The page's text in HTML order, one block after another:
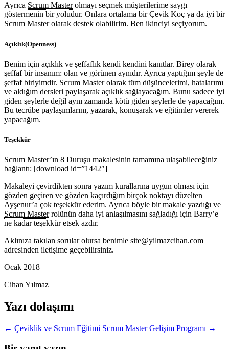
Ayrıca Scrum Masterolmayı seçmek müşterilerime saygı
göstermenin bir yoludur. Onlara ortalama bir Çevik Koç ya da iyi bir
Scrum Masterolarak destek olabilirim. Ben ikinciyi seçiyorum.
Açıklık(Openness)
Benim için açıklık ve şeffaflık kendi kendini kanıtlar. Birey olarak
şeffaf bir insanım: olan ve görünen aynıdır. Ayrıca yaptığım şeyle de
şeffaf biriyimdir. Scrum Masterolarak tüm düşüncelerimi, hatalarımı
ve aldığım dersleri paylaşarak açıklık sağlayacağım. Bunu sadece iyi
giden şeylerle değil aynı zamanda kötü giden şeylerle de yapacağım.
Bu tecrübe paylaşımlarını, yazarak, konuşarak ve eğitimler vererek
yapacağım.
Teşekkür
Scrum Master’ın 8 Duruşu makalesinin tamamına ulaşabileceğiniz
bağlantı: [download id=”1442″]
Makaleyi çevirdikten sonra yazım kurallarına uygun olması için
gözden geçiren ve gözden kaçırdığım birçok noktayı düzelten
Ayşenur’a çok teşekkür ederim. Ayrıca böyle bir makale yazdığı ve
Scrum Masterrolünün daha iyi anlaşılmasını sağladığı için Barry’e
ne kadar teşekkür etsek azdır.
Aklınıza takılan sorular olursa benimle site@yilmazcihan.com
adresinden iletişime geçebilirsiniz.
Ocak 2018
Cihan Yılmaz
Yazı dolaşımı
← Çeviklik ve Scrum Eğitimi Scrum Master Gelişim Programı →